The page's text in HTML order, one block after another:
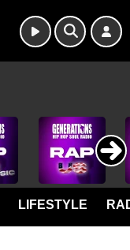
LIFESTYLE